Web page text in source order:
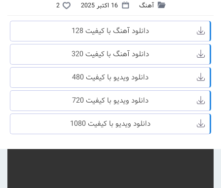
آهنگ 16 اکتبر 2025 2
دانلود آهنگ با کیفیت 128
دانلود آهنگ با کیفیت 320
دانلود ویدیو با کیفیت 480
دانلود ویدیو با کیفیت 720
دانلود ویدیو با کیفیت 1080